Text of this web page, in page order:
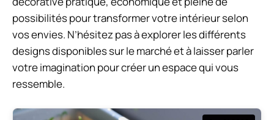
possibilités pour transformer votre intérieur selon
vos envies. N’hésitez pas à explorer les différents
designs disponibles sur le marché et à laisser parler
votre imagination pour créer un espace qui vous
ressemble.